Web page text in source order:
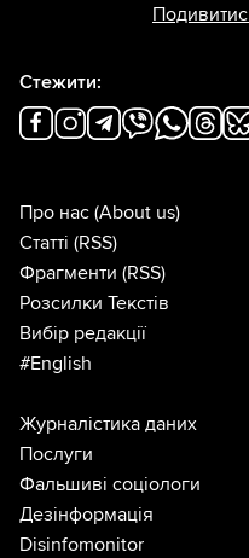
Стежити:
Про нас (About us)
Статті (RSS)
Фрагменти (RSS)
Розсилки Текстів
Вибір редакції
#English
Журналістика даних
Послуги
Фальшиві соціологи
Дезінформація
Disinfomonitor